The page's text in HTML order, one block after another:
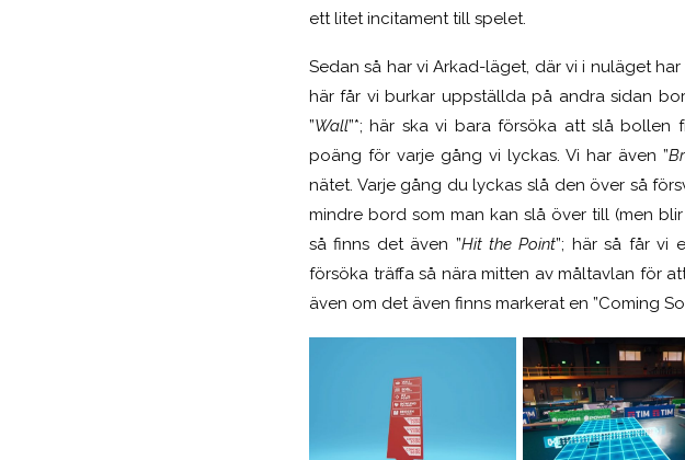
ett litet incitament till spelet.
Sedan så har vi Arkad-läget, där vi i nuläget
här får vi burkar uppställda på andra sidan
”Wall”*; här ska vi bara försöka att slå
poäng för varje gång vi lyckas. Vi har även ”
nätet. Varje gång du lyckas slå den över så
mindre bord som man kan slå över till (men
så finns det även ”Hit the Point”; här så får vi
försöka träffa så nära mitten av måltavlan för
även om det även finns markerat en ”Coming